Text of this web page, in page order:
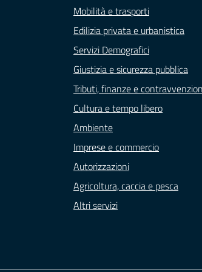
Mobilità e trasporti
Edilizia privata e urbanistica
Servizi Demografici
Giustizia e sicurezza pubblica
Tributi, finanze e
Cultura e tempo libero
Ambiente
Imprese e commercio
Autorizzazioni
Agricoltura, caccia e pesca
Altri servizi